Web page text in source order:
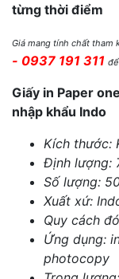
từng thời điểm
Giá mang tính chất tham
- 0937 191 311
Giấy in Paper
nhập khẩu Indo
Kích thước:
Định lượng:
Số lượng:
Xuất xứ:
Quy cách
Ứng dụng:
photocopy